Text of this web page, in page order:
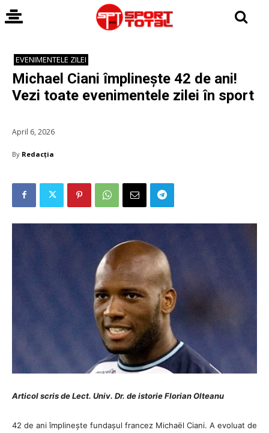
EVENIMENTELE ZILEI
Michael Ciani împlinește 42 de ani!
Vezi toate evenimentele zilei în sport
April 6, 2026
By Redacția
Articol scris de Lect. Univ. Dr. de istorie Florian Olteanu
42 de ani împlinește fundașul francez Michaël Ciani. A evoluat de